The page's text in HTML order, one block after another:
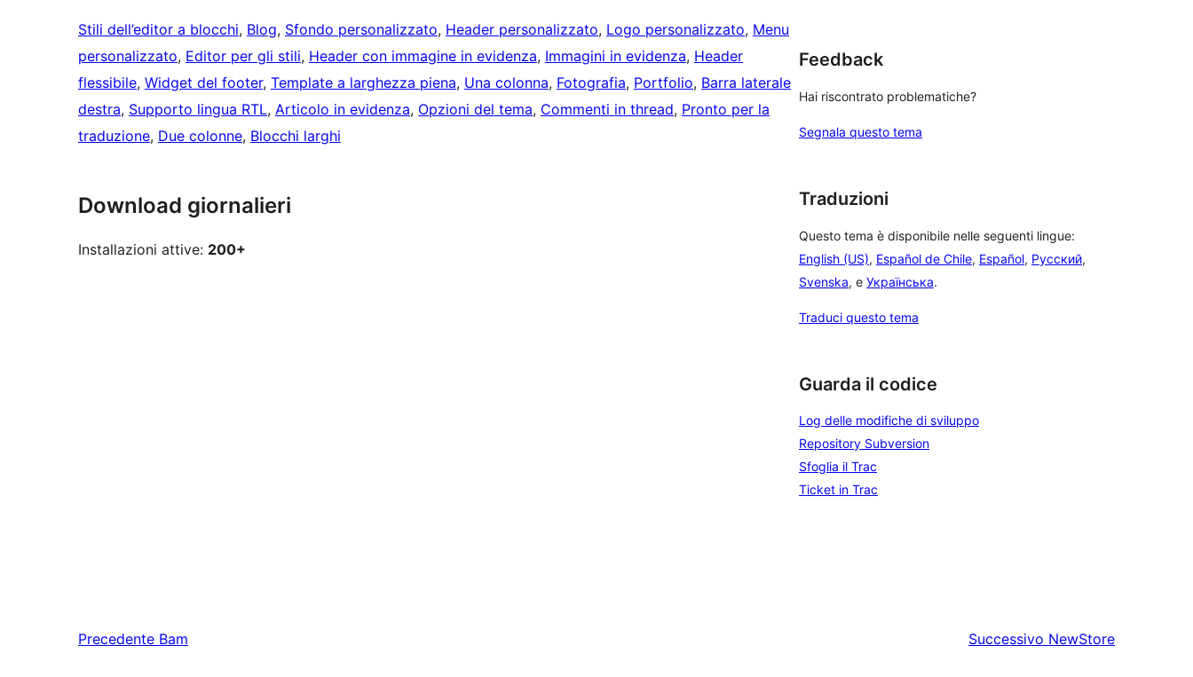
Stili dell’editor a blocchi, Blog, Sfondo personalizzato, Header personalizzato, Logo personalizzato, Menu
personalizzato, Editor per gli stili, Header con immagine in evidenza, Immagini in evidenza, Header
flessibile, Widget del footer, Template a larghezza piena, Una colonna, Fotografia, Portfolio, Barra laterale
destra, Supporto lingua RTL, Articolo in evidenza, Opzioni del tema, Commenti in thread, Pronto per la
traduzione, Due colonne, Blocchi larghi
Download giornalieri
Installazioni attive: 200+
Feedback
Hai riscontrato problematiche?
Segnala questo tema
Traduzioni
Questo tema è disponibile nelle seguenti lingue:
English (US), Español de Chile, Español, Русский,
Svenska, e Українська.
Traduci questo tema
Guarda il codice
Log delle modifiche di sviluppo
Repository Subversion
Sfoglia il Trac
Ticket in Trac
Precedente Bam Successivo NewStore